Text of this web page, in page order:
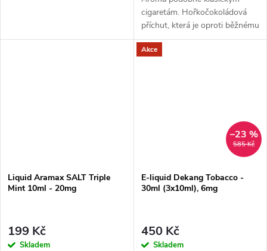
cigaretám. Hořkočokoládová
příchut, která je oproti běžnému
tabáku jemnější a nasládlejší. Z
nabídky e-liquidů je tato
Liquid Aramax SALT Triple
Mint 10ml - 20mg
199 Kč
Skladem
Akce
585 Kč
–23 %
E-liquid Dekang Tobacco -
30ml (3x10ml), 6mg
450 Kč
Skladem